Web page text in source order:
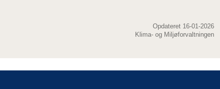
Opdateret 16-01-2026
Klima- og Miljøforvaltningen